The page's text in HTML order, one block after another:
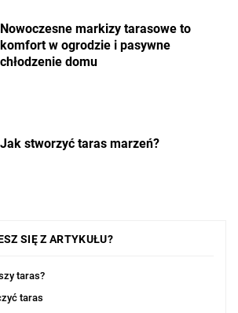
Nowoczesne markizy tarasowe to
komfort w ogrodzie i pasywne
chłodzenie domu
Jak stworzyć taras marzeń?
SIĘ Z ARTYKUŁU?
taras?
taras